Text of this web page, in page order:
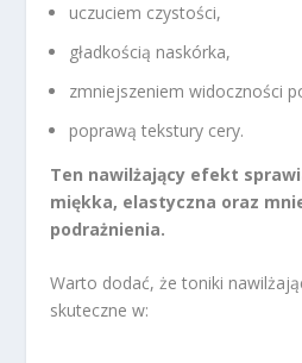
uczuciem czystości,
gładkością naskórka,
zmniejszeniem widoczności
poprawą tekstury cery.
Ten nawilżający efekt
miękka, elastyczna oraz
podrażnienia.
Warto dodać, że toniki
skuteczne w: